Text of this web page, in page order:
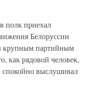
полк приехал
Белоруссии
крупным партийным
как рядовой человек,
спокойно выслушивал